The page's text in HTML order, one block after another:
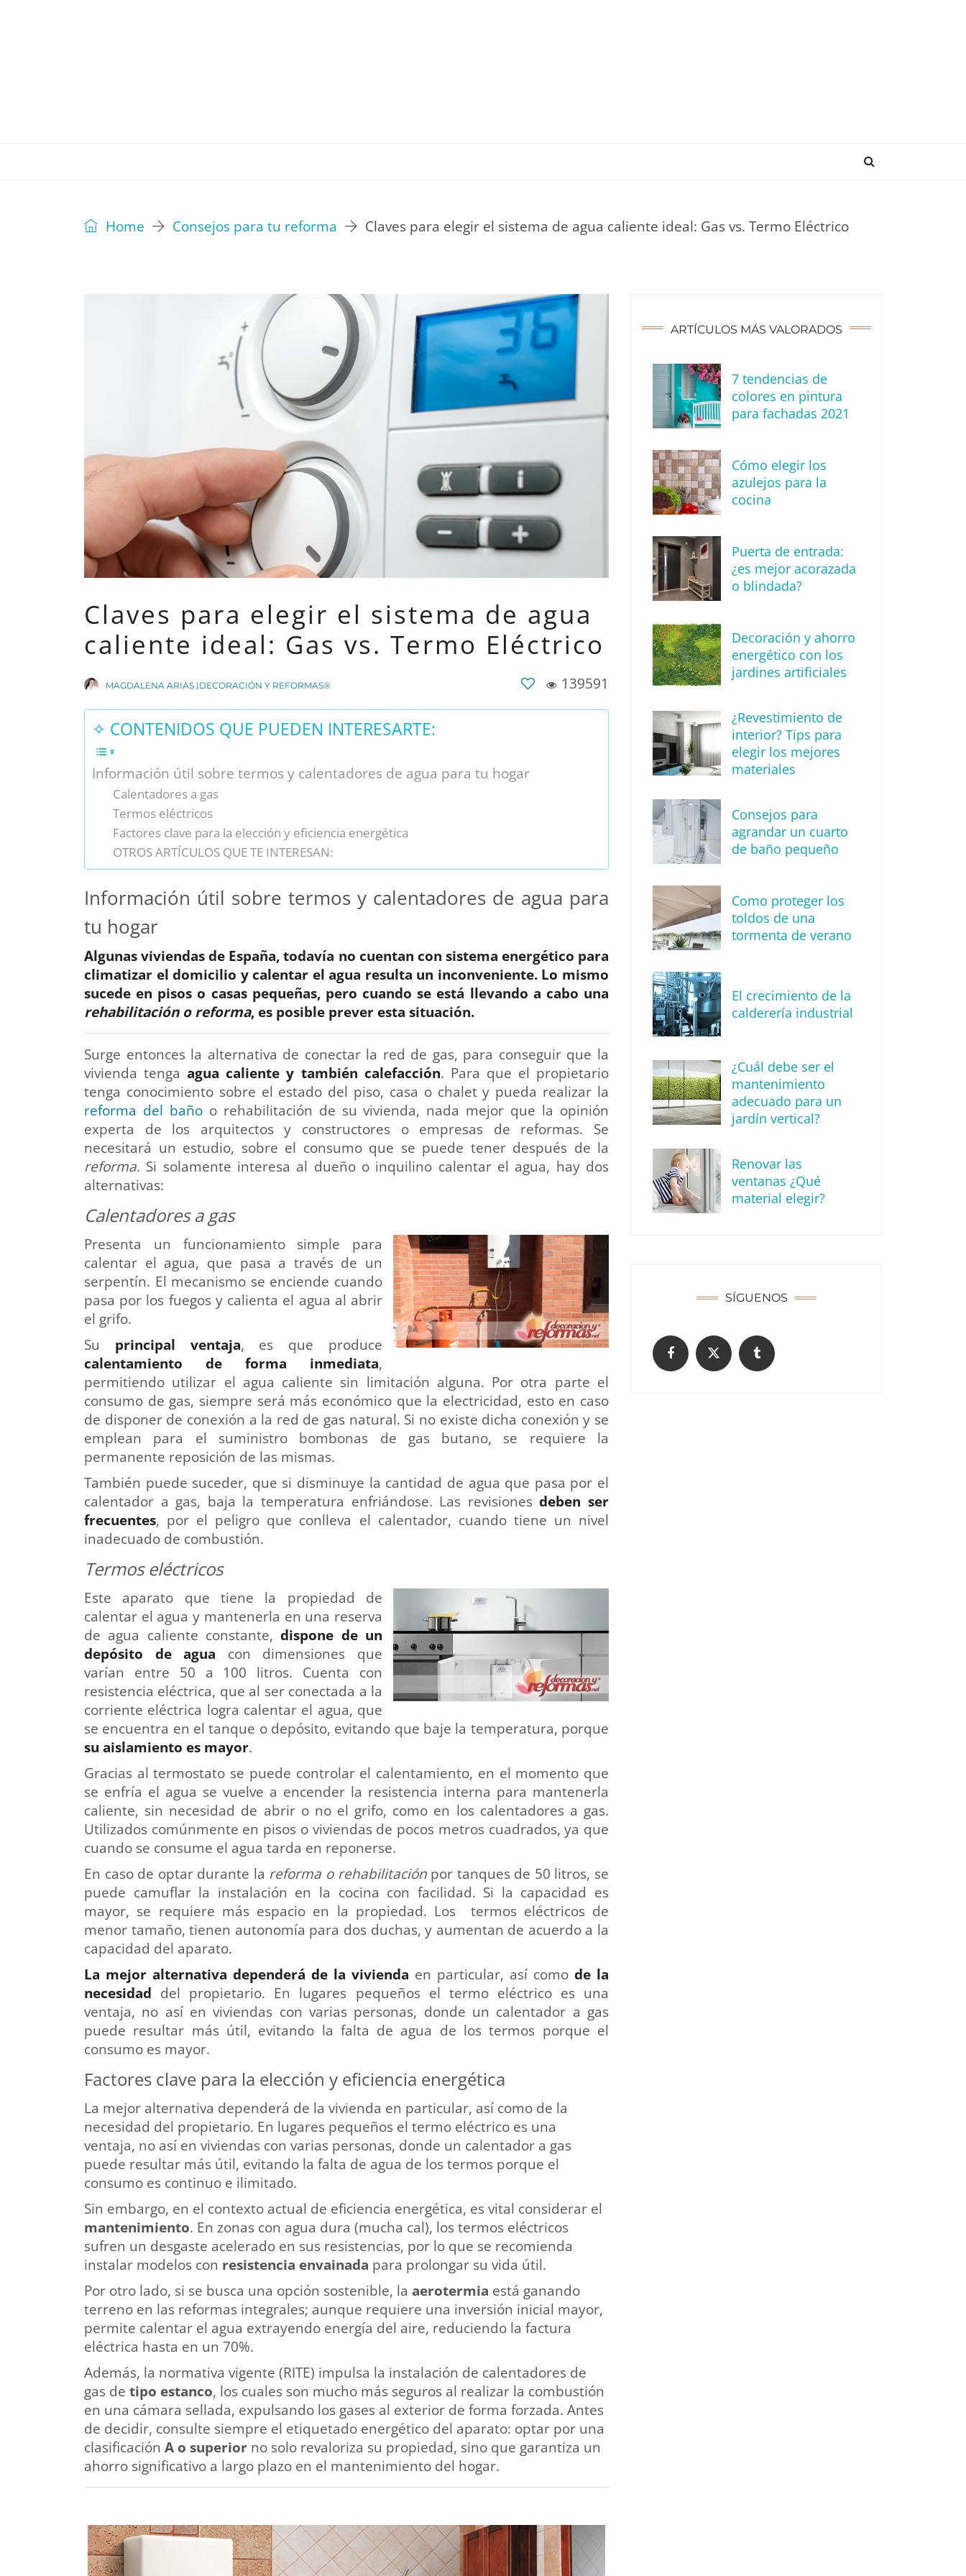
Home Consejos para tu reforma Claves para elegir el sistema de agua caliente ideal: Gas vs. Termo Eléctrico
Claves para elegir el sistema de agua
caliente ideal: Gas vs. Termo Eléctrico
MAGDALENA ARIAS |DECORACIÓN Y REFORMAS® 139591
✧ CONTENIDOS QUE PUEDEN INTERESARTE:
Información útil sobre termos y calentadores de agua para tu hogar
Calentadores a gas
Termos eléctricos
Factores clave para la elección y eficiencia energética
OTROS ARTÍCULOS QUE TE INTERESAN:
Información útil sobre termos y calentadores de agua para
tu hogar
Algunas viviendas de España, todavía no cuentan con sistema energético para
climatizar el domicilio y calentar el agua resulta un inconveniente. Lo mismo
sucede en pisos o casas pequeñas, pero cuando se está llevando a cabo una
rehabilitación o reforma, es posible prever esta situación.
Surge entonces la alternativa de conectar la red de gas, para conseguir que la
vivienda tengaagua caliente y también calefacción. Para que el propietario
tenga conocimiento sobre el estado del piso, casa o chalet y pueda realizar la
reforma del bañoo rehabilitación de su vivienda, nada mejor que la opinión
experta de los arquitectos y constructores o empresas de reformas. Se
necesitará un estudio, sobre el consumo que se puede tener después de la
reforma. Si solamente interesa al dueño o inquilino calentar el agua, hay dos
alternativas:
Calentadores a gas
Presenta un funcionamiento simple para
calentar el agua, que pasa a través de un
serpentín. El mecanismo se enciende cuando
pasa por los fuegos y calienta el agua al abrir
el grifo.
Su principal ventaja, es que produce
calentamiento de forma inmediata,
permitiendo utilizar el agua caliente sin limitación alguna. Por otra parte el
consumo de gas, siempre será más económico que la electricidad, esto en caso
de disponer de conexión a la red de gas natural. Si no existe dicha conexión y se
emplean para el suministro bombonas de gas butano, se requiere la
permanente reposición de las mismas.
También puede suceder, que si disminuye la cantidad de agua que pasa por el
calentador a gas, baja la temperatura enfriándose. Las revisionesdeben ser
frecuentes, por el peligro que conlleva el calentador, cuando tiene un nivel
inadecuado de combustión.
Termos eléctricos
Este aparato que tiene la propiedad de
calentar el agua y mantenerla en una reserva
de agua caliente constante,dispone de un
depósito de agua con dimensiones que
varían entre 50 a 100 litros. Cuenta con
resistencia eléctrica, que al ser conectada a la
corriente eléctrica logra calentar el agua, que
se encuentra en el tanque o depósito, evitando que baje la temperatura, porque
su aislamiento es mayor.
Gracias al termostato se puede controlar el calentamiento, en el momento que
se enfría el agua se vuelve a encender la resistencia interna para mantenerla
caliente, sin necesidad de abrir o no el grifo, como en los calentadores a gas.
Utilizados comúnmente en pisos o viviendas de pocos metros cuadrados, ya que
cuando se consume el agua tarda en reponerse.
En caso de optar durante la reforma o rehabilitaciónpor tanques de 50 litros, se
puede camuflar la instalación en la cocina con facilidad. Si la capacidad es
mayor, se requiere más espacio en la propiedad. Los termos eléctricos de
menor tamaño, tienen autonomía para dos duchas, y aumentan de acuerdo a la
capacidad del aparato.
La mejor alternativa dependerá de la vivienda en particular, así como de la
necesidad del propietario. En lugares pequeños el termo eléctrico es una
ventaja, no así en viviendas con varias personas, donde un calentador a gas
puede resultar más útil, evitando la falta de agua de los termos porque el
consumo es mayor.
Factores clave para la elección y eficiencia energética
La mejor alternativa dependerá de la vivienda en particular, así como de la
necesidad del propietario. En lugares pequeños el termo eléctrico es una
ventaja, no así en viviendas con varias personas, donde un calentador a gas
puede resultar más útil, evitando la falta de agua de los termos porque el
consumo es continuo e ilimitado.
Sin embargo, en el contexto actual de eficiencia energética, es vital considerar el
mantenimiento. En zonas con agua dura (mucha cal), los termos eléctricos
sufren un desgaste acelerado en sus resistencias, por lo que se recomienda
instalar modelos con resistencia envainada para prolongar su vida útil.
Por otro lado, si se busca una opción sostenible, la aerotermia está ganando
terreno en las reformas integrales; aunque requiere una inversión inicial mayor,
permite calentar el agua extrayendo energía del aire, reduciendo la factura
eléctrica hasta en un 70%.
Además, la normativa vigente (RITE) impulsa la instalación de calentadores de
gas de tipo estanco, los cuales son mucho más seguros al realizar la combustión
en una cámara sellada, expulsando los gases al exterior de forma forzada. Antes
de decidir, consulte siempre el etiquetado energético del aparato: optar por una
clasificación A o superior no solo revaloriza su propiedad, sino que garantiza un
ahorro significativo a largo plazo en el mantenimiento del hogar.
ARTÍCULOS MÁS VALORADOS
7 tendencias de
colores en pintura
para fachadas 2021
Cómo elegir los
azulejos para la
cocina
Puerta de entrada:
¿es mejor acorazada
o blindada?
Decoración y ahorro
energético con los
jardines artificiales
¿Revestimiento de
interior? Tips para
elegir los mejores
materiales
Consejos para
agrandar un cuarto
de baño pequeño
Como proteger los
toldos de una
tormenta de verano
El crecimiento de la
calderería industrial
¿Cuál debe ser el
mantenimiento
adecuado para un
jardín vertical?
Renovar las
ventanas ¿Qué
material elegir?
SÍGUENOS